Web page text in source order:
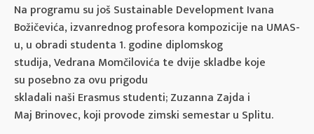
Na programu su još Sustainable Development Ivana
Božičevića, izvanrednog profesora kompozicije na UMAS-
u, u obradi studenta 1. godine diplomskog
studija, Vedrana Momčilovića te dvije skladbe koje
su posebno za ovu prigodu
skladali naši Erasmus studenti; Zuzanna Zajda i
Maj Brinovec, koji provode zimski semestar u Splitu.